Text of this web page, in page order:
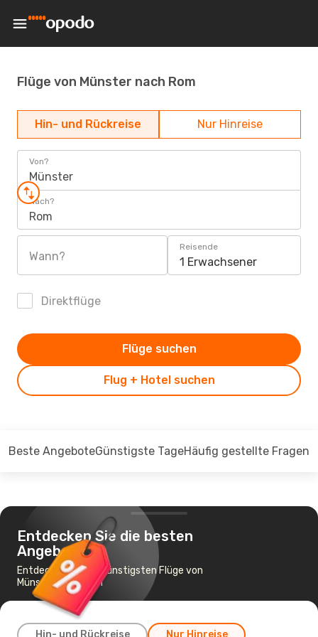
Flüge von Münster nach Rom
Hin- und Rückreise Nur Hinreise
Von?
Münster
Nach?
Rom
Wann?
Reisende
1 Erwachsener
Direktflüge
Flug + Hotel suchen
Flüge suchen
Beste AngeboteGünstigste TageHäufig gestellte Fragen
Entdecken Sie die besten
Angebote
Entdecken Sie die günstigsten Flüge von
Münster nach Rom
Hin- und Rückreise Nur Hinreise